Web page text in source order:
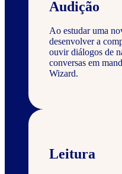
Audição
Ao estudar uma
desenvolver a
ouvir diálogos de
conversas em
Wizard.
Leitura